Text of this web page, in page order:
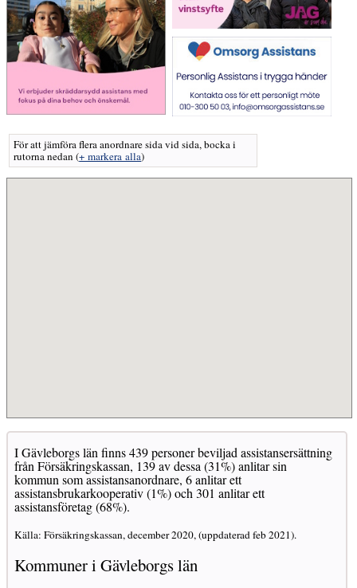
För att jämföra flera anordnare sida vid sida, bocka i
rutorna nedan(+ markera alla)
I Gävleborgs län finns 439 personer beviljad assistansersättning
från Försäkringskassan, 139 av dessa (31%) anlitar sin
kommun som assistansanordnare, 6 anlitar ett
assistansbrukarkooperativ (1%) och 301 anlitar ett
assistansföretag (68%).
Källa: Försäkringskassan, december 2020, (uppdaterad feb 2021).
Kommuner i Gävleborgs län